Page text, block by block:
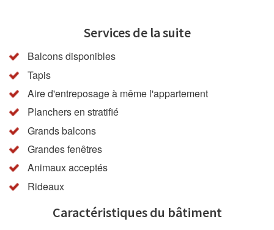
Services de la suite
Balcons disponibles
Tapis
Aire d'entreposage à même l'appartement
Planchers en stratifié
Grands balcons
Grandes fenêtres
Animaux acceptés
Rideaux
Caractéristiques du bâtiment